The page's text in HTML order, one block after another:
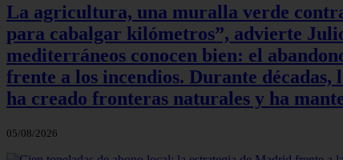
La agricultura, una muralla verde
para cabalgar kilómetros”, advierte
mediterráneos conocen bien: el
frente a los incendios. Durante
ha creado fronteras naturales y ha
05/08/2026